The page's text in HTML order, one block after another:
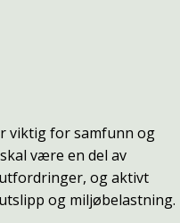
viktig for samfunn og
være en del av
og aktivt
og miljøbelastning.